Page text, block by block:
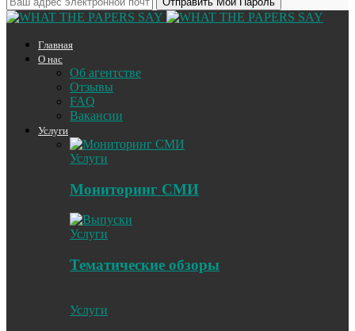
Главная
О нас
Об агентстве
Отзывы
FAQ
Вакансии
Услуги
Услуги
Мониторинг СМИ
Услуги
Тематические обзоры
Услуги